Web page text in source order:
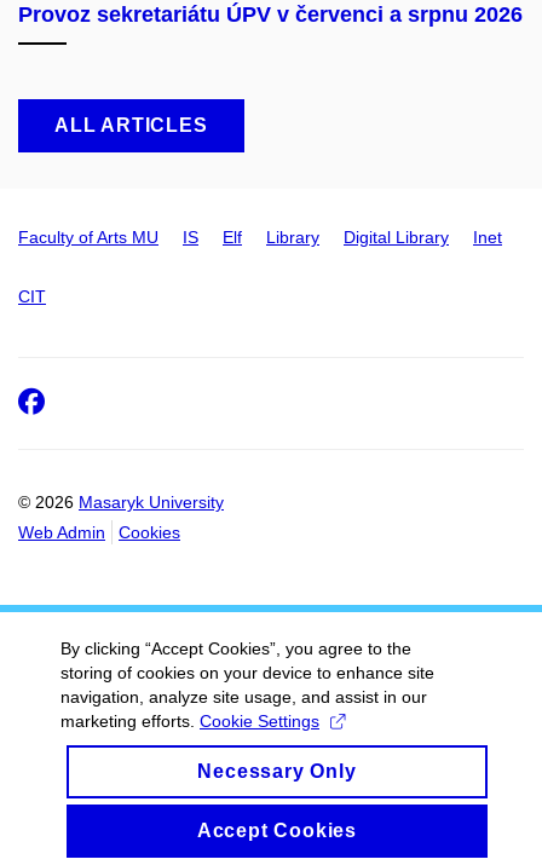
Provoz sekretariátu ÚPV v červenci a srpnu 2026
ALL ARTICLES
Faculty of Arts MU IS Elf Library Digital Library Inet
CIT
© 2026 Masaryk University
Web Admin
Cookies
Facebook
By clicking “Accept Cookies”, you agree to the
storing of cookies on your device to enhance site
navigation, analyze site usage, and assist in our
marketing efforts. Cookie Settings
Necessary Only
Accept Cookies